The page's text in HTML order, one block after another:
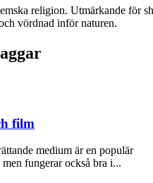
religion. Utmärkande för
vördnad inför naturen.
film
medium är en populär
fungerar också bra i...